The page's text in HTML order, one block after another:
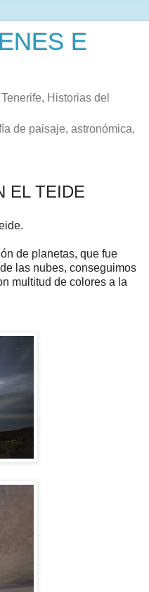
E
Historias del
de paisaje, astronómica,
EL TEIDE
de planetas, que fue
las nubes, conseguimos
multitud de colores a la